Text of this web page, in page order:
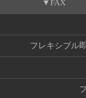
FAX
フレキシブル